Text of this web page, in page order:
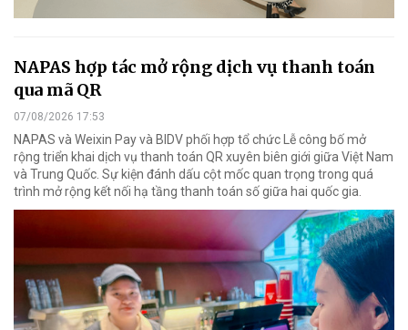
NAPAS hợp tác mở rộng dịch vụ thanh toán
qua mã QR
07/08/2026 17:53
NAPAS và Weixin Pay và BIDV phối hợp tổ chức Lễ công bố mở
rộng triển khai dịch vụ thanh toán QR xuyên biên giới giữa Việt Nam
và Trung Quốc. Sự kiện đánh dấu cột mốc quan trọng trong quá
trình mở rộng kết nối hạ tầng thanh toán số giữa hai quốc gia.